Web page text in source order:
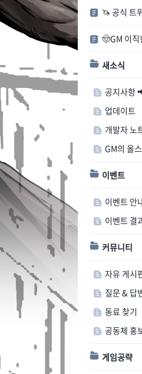
🦄 공식 트
🤠GM 이직
새소식
공지사항
업데이트
개발자 노
GM의 올
이벤트
이벤트 안
이벤트 결
커뮤니티
자유 게시
질문 & 답
동료 찾기
공동체 홍
게임공략